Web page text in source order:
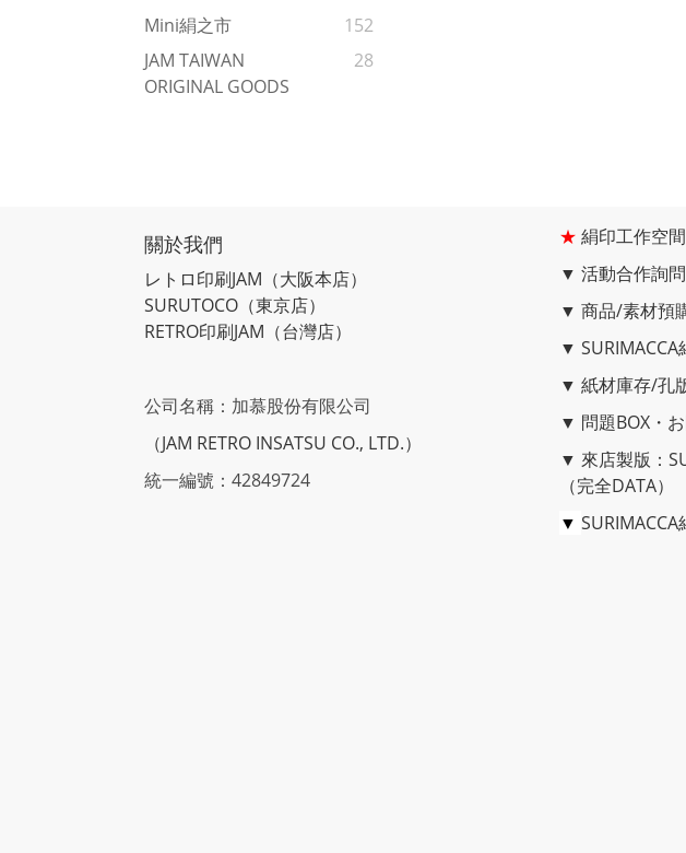
Mini絹之市
152
JAM TAIWAN
ORIGINAL GOODS
28
關於我們
レトロ印刷JAM （大阪本店）
SURUTOCO （東京店）
RETRO印刷JAM （台灣店）
公司名稱：加慕股份有限公司
（JAM RETRO INSATSU CO., LTD.）
統一編號：42849724
★ 絹印工作空
▼ 活動合作詢問
▼ 商品/素材預
▼
▼ 紙材庫存/孔
▼ 問題BOX・
▼ 來店製版：
（完全DATA）
▼